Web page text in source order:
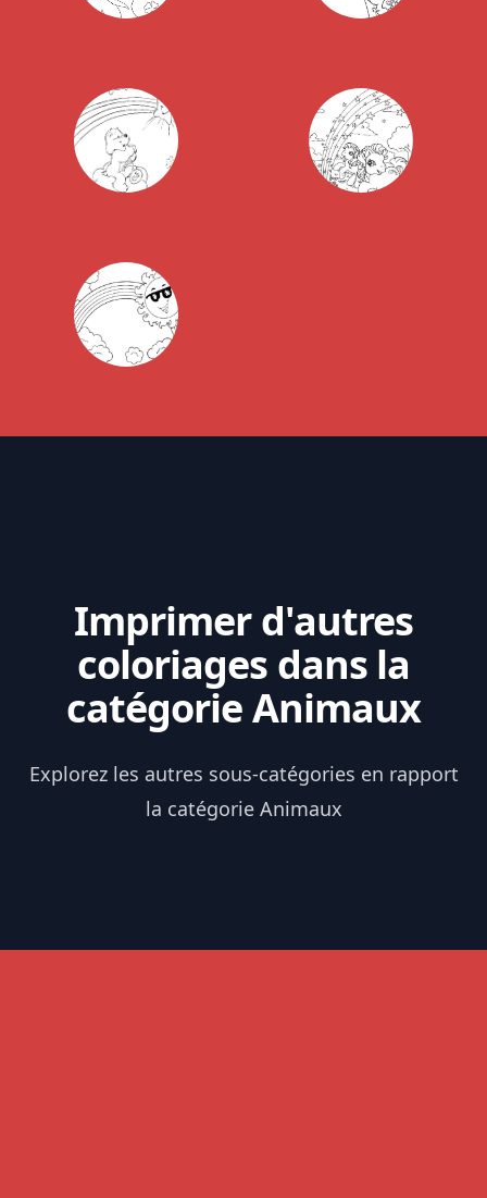
Imprimer d'autres
coloriages dans la
catégorie Animaux
Explorez les autres sous-catégories en rapport
la catégorie Animaux